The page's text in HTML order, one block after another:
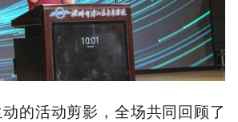
的活动剪影，全场共同回顾了